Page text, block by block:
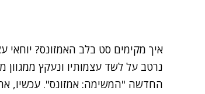
איך מקימים סט בלב האמזונס?
נרטב על לשד עצמותיו ונעקץ ממגוון
החדשה "המשימה: אמזונס". עכשיו,